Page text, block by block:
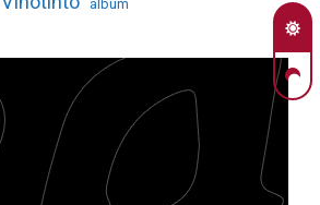
álbum